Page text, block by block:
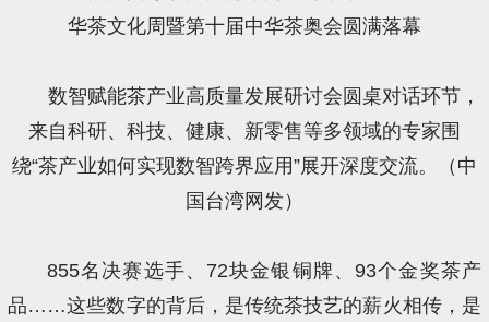
数智赋能茶产业高质量发展研讨会圆桌对话环节，
来自科研、科技、健康、新零售等多领域的专家围
绕“茶产业如何实现数智跨界应用”展开深度交流。（中
国台湾网发）
855名决赛选手、72块金银铜牌、93个金奖茶产
品……这些数字的背后，是传统茶技艺的薪火相传，是